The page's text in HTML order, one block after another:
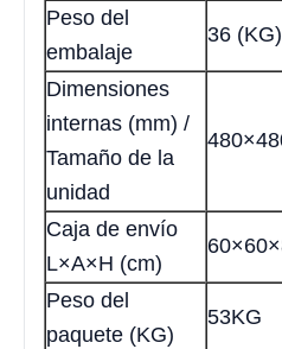
Peso del
embalaje
36 (KG)
Dimensiones
internas (mm) /
Tamaño de la
unidad
Caja de envío
L×A×H (cm)
Peso del
paquete (KG)
53KG